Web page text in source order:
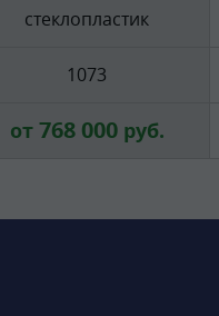
стеклопластик
1073
от 768 000руб.